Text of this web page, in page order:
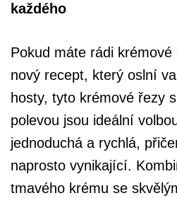
každého
Pokud máte rádi
nový recept, který oslní
hosty, tyto krémové řezy
polevou jsou ideální
jednoduchá a rychlá,
naprosto vynikající.
tmavého krému se